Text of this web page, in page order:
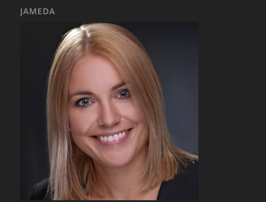
JAMEDA